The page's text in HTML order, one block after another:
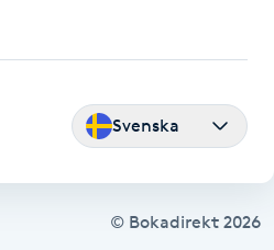
Svenska
© Bokadirekt 2026